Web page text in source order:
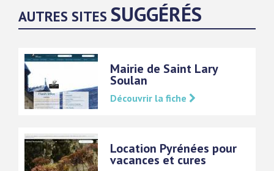
AUTRES SITES SUGGÉRÉS
Mairie de Saint Lary
Soulan
Découvrir la fiche
Location Pyrénées pour
vacances et cures